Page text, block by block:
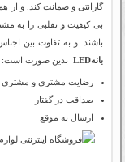
گارانتی و ضمانت کند. و از
بی کیفیت و تقلبی را به
باشند. و به تفاوت بین
بانهLED
بدین صورت است:
رضایت مشتری و مشتری
صداقت در گفتار
ارسال به موقع